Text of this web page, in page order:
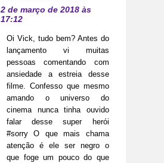
2 de março de 2018 às
17:12
Oi Vick, tudo bem? Antes do
lançamento vi muitas
pessoas comentando com
ansiedade a estreia desse
filme. Confesso que mesmo
amando o universo do
cinema nunca tinha ouvido
falar desse super herói
#sorry O que mais chama
atenção é ele ser negro o
que foge um pouco do que